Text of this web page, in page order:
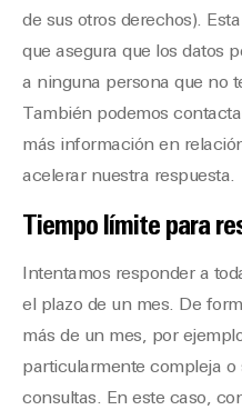
de sus otros derechos).
que asegura que los datos
a ninguna persona que no
También podemos
más información en
acelerar nuestra respuesta.
Tiempo límite para
Intentamos responder a
el plazo de un mes. De
más de un mes, por
particularmente compleja o
consultas. En este caso,